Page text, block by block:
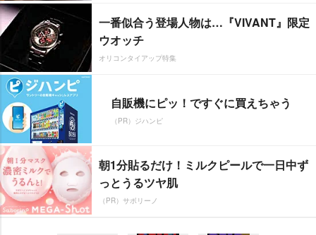
一番似合う登場人物は…『VIVANT』限定
ウオッチ
オリコンタイアップ特集
自販機にピッ！ですぐに買えちゃう
（PR）ジハンピ
朝1分貼るだけ！ミルクピールで一日中ず
っとうるツヤ肌
（PR）サボリーノ